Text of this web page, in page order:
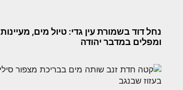
נחל דוד בשמורת עין גדי: טיול מים, מעיינות
ומפלים במדבר יהודה